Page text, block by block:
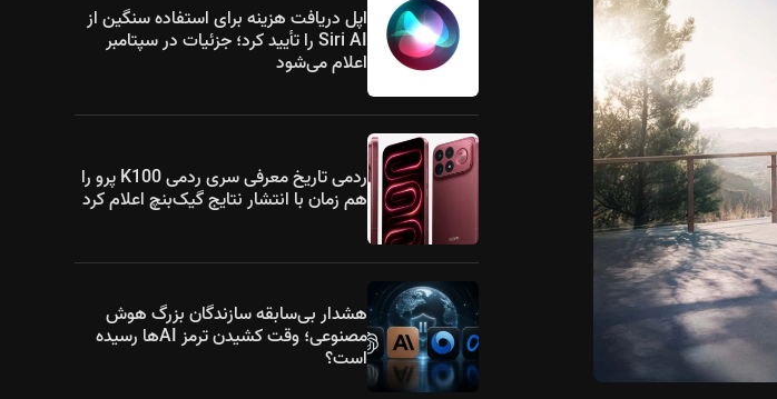
اپل دریافت هزینه برای استفاده سنگین از
Siri AI را تأیید کرد؛ جزئیات در سپتامبر
اعلام می‌شود
ردمی تاریخ معرفی سری ردمی K100 پرو را
هم زمان با انتشار نتایج گیک‌بنچ اعلام کرد
هشدار بی‌سابقه سازندگان بزرگ هوش
مصنوعی؛ وقت کشیدن ترمز AIها رسیده
است؟